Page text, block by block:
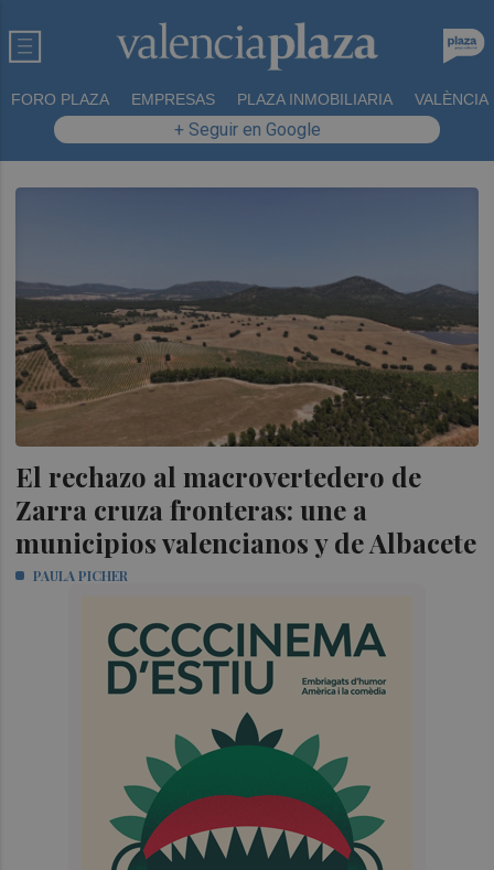
FORO PLAZA EMPRESAS PLAZA INMOBILIARIA VALÈNCIA
+ Seguir en Google
El rechazo al macrovertedero de
Zarra cruza fronteras: une a
municipios valencianos y de Albacete
PAULA PICHER